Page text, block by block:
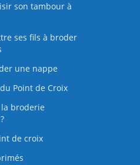
son tambour à
ses fils à broder
une nappe
Point de Croix
la broderie
de croix